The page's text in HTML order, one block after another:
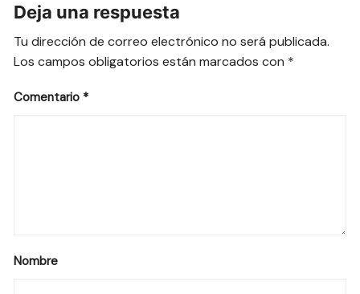
Deja una respuesta
Tu dirección de correo electrónico no será publicada.
Los campos obligatorios están marcados con *
Comentario *
Nombre